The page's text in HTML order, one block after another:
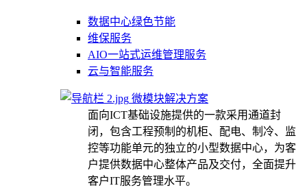
数据中心绿色节能
维保服务
AIO一站式运维管理服务
云与智能服务
微模块解决方案
面向ICT基础设施提供的一款采用通道封
闭，包含工程预制的机柜、配电、制冷、监
控等功能单元的独立的小型数据中心，为客
户提供数据中心整体产品及交付，全面提升
客户IT服务管理水平。